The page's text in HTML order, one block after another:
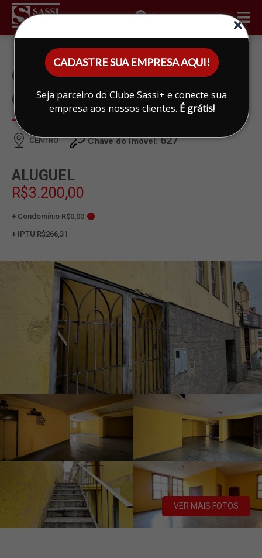
CADASTRE SUA EMPRESA AQUI!
Seja parceiro do Clube Sassi+ e conecte sua
empresa aos nossos clientes. É grátis!
ÁREA DO CLIENTE
CASA PARA ALUGAR EM
CENTRO, LIMEIRA
CENTRO Chave do Imóvel:627
ALUGUEL
R$3.200,00
+ Condomínio R$0,00 i
+ IPTU R$266,31
VER MAIS FOTOS